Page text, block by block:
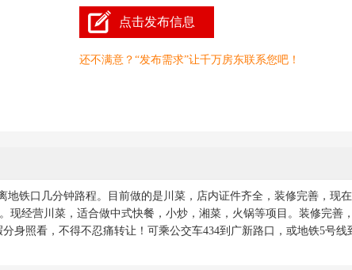
点击发布信息
还不满意？“发布需求”让千万房东联系您吧！
地铁口几分钟路程。目前做的是川菜，店内证件齐全，装修完善，现
现经营川菜，适合做中式快餐，小炒，湘菜，火锅等项目。装修完善
身照看，不得不忍痛转让！可乘公交车434到广新路口，或地铁5号线